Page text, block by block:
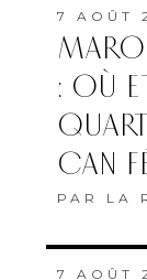
7 AOÛT
: OÙ
CAN
PAR LA
7 AOÛT